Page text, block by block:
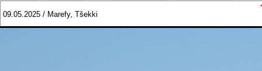
09.05.2025 / Marefy, Tšekki